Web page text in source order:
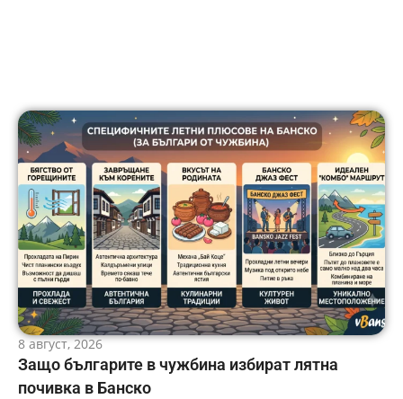
8 август, 2026
Защо българите в чужбина избират лятна
почивка в Банско